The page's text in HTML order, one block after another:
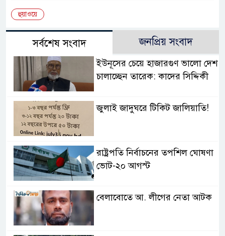
হুয়াওয়ে
সর্বশেষ সংবাদ জনপ্রিয় সংবাদ
ইউনূসের চেয়ে হাজারগুণ ভালো দেশ
চালাচ্ছেন তারেক: কাদের সিদ্দিকী
জুলাই জাদুঘরে টিকিট জালিয়াতি!
রাষ্ট্রপতি নির্বাচনের তপশিল ঘোষণা
ভোট-২০ আগস্ট
বেলাবোতে আ. লীগের নেতা আটক